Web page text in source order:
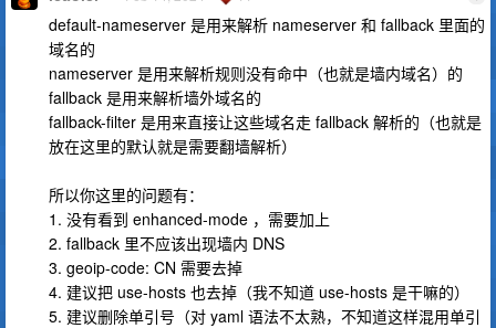
default-nameserver 是用来解析 nameserver 和 fallback 里面的
域名的
nameserver 是用来解析规则没有命中（也就是墙内域名）的
fallback 是用来解析墙外域名的
fallback-filter 是用来直接让这些域名走 fallback 解析的（也就是
放在这里的默认就是需要翻墙解析）
所以你这里的问题有：
1. 没有看到 enhanced-mode ，需要加上
2. fallback 里不应该出现墙内 DNS
3. geoip-code: CN 需要去掉
4. 建议把 use-hosts 也去掉（我不知道 use-hosts 是干嘛的）
5. 建议删除单引号（对 yaml 语法不太熟，不知道这样混用单引